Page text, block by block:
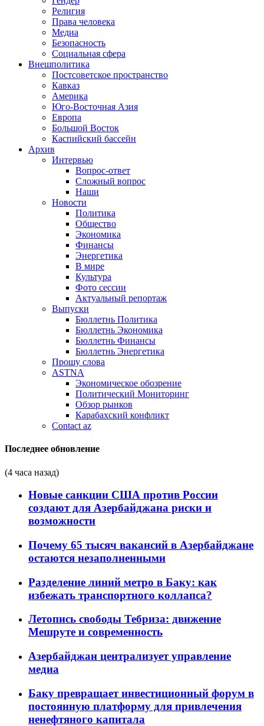
Религия
Права человека
Медиа
Безопасность
Социальная сфера
Внешполитика
Постсоветское пространство
Кавказ
Америка
Юго-Восточная Азия
Европа
Большой Восток
Каспийский бассейн
Архив
Интервью
Вопрос-ответ
Сложный вопрос
Наши
Новости
Политика
Общество
Экономика
Финансы
Энергетика
В мире
Культура
Фото сессии
Актуальный репортаж
Выпуски
Бюллетнь Политика
Бюллетнь Экономика
Бюллетнь Финансы
Бюллетнь Энергетика
Прошу слова
ASTNA
Экономическое обозрение
Политический Мониторинг
Обзор рынков
Карабахский конфликт
Contact az
Последнее обновление
(4 часа назад)
Новые санкции США против России
создают для Азербайджана риски и
возможности
Почему 65 тысяч вакансий в Азербайджане
остаются незаполненными
Разделение линий метро в Баку: как
избежать транспортного коллапса?
Летопись свободы Тебриза: движение
Мешруте и современность
Азербайджан централизует управление
медиа
Баку превращает инвестиционный форум в
постоянную платформу для привлечения
ненефтяного капитала